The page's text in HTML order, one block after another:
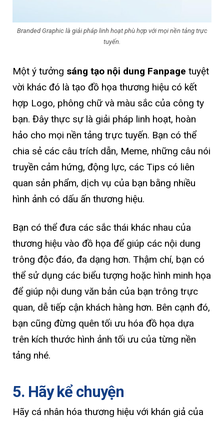
Branded Graphic là giải pháp linh hoạt phù hợp với mọi nền tảng trực
tuyến.
Một ý tưởng sáng tạo nội dung Fanpage tuyệt
vời khác đó là tạo đồ họa thương hiệu có kết
hợp Logo, phông chữ và màu sắc của công ty
bạn. Đây thực sự là giải pháp linh hoạt, hoàn
hảo cho mọi nền tảng trực tuyến. Bạn có thể
chia sẻ các câu trích dẫn, Meme, những câu nói
truyền cảm hứng, động lực, các Tips có liên
quan sản phẩm, dịch vụ của bạn bằng nhiều
hình ảnh có dấu ấn thương hiệu.
Bạn có thể đưa các sắc thái khác nhau của
thương hiệu vào đồ họa để giúp các nội dung
trông độc đáo, đa dạng hơn. Thậm chí, bạn có
thể sử dụng các biểu tượng hoặc hình minh họa
để giúp nội dung văn bản của bạn trông trực
quan, dễ tiếp cận khách hàng hơn. Bên cạnh đó,
bạn cũng đừng quên tối ưu hóa đồ họa dựa
trên kích thước hình ảnh tối ưu của từng nền
tảng nhé.
5. Hãy kể chuyện
Hãy cá nhân hóa thương hiệu với khán giả của